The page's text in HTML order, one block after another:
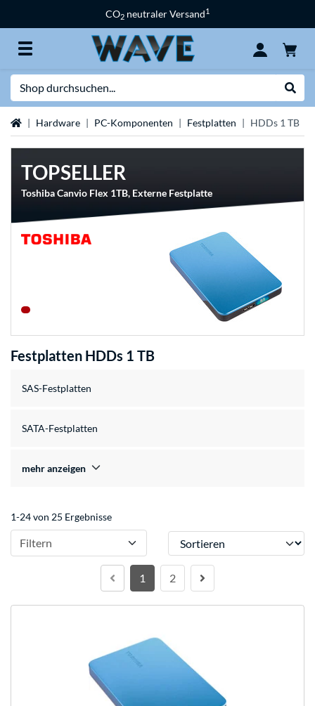
CO2 neutraler Versand1
StartseiteHardware PC-Komponenten Festplatten HDDs 1 TB
TOPSELLER
Toshiba Canvio Flex 1TB, Externe Festplatte
Festplatten HDDs 1 TB
SAS-Festplatten
SATA-Festplatten
mehr anzeigen
1-24 von 25 Ergebnisse
Filtern Sortieren
1 2